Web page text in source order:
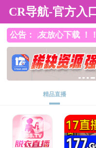
直播app
直播app 直播app概况